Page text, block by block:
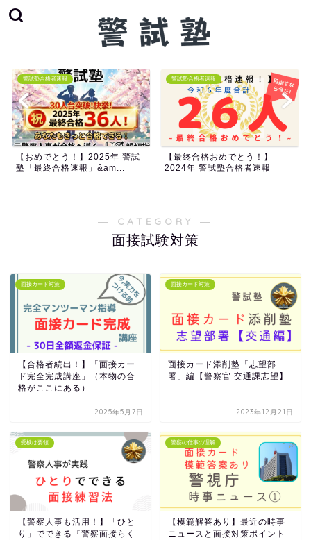
警試塾合格者速報
【おめでとう！】2025年 警試
塾「最終合格速報」&am...
警試塾合格者速報
【最終合格おめでとう！】
2024年 警試塾合格者速報
― CATEGORY ―
面接試験対策
面接カード対策
【合格者続出！】「面接カー
ド完全完成講座」（本物の合
格がここにある）
2025年5月7日
面接カード対策
面接カード添削塾「志望部
署」編【警察官 交通課志望】
2023年12月21日
受検は要領
【警察人事も活用！】「ひと
り」でできる『警察面接らく
警察の仕事の理解
【模範解答あり】最近の時事
ニュースと面接対策ポイント